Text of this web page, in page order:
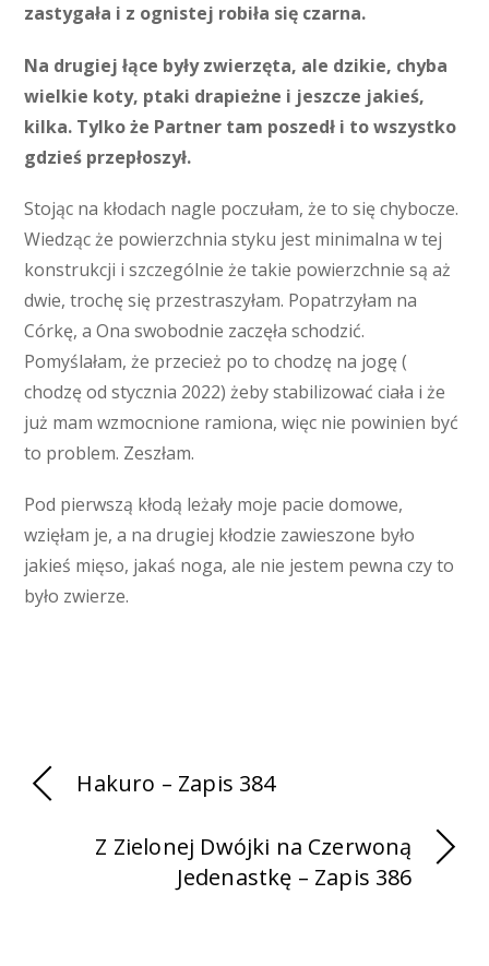
zastygała i z ognistej robiła się czarna.
Na drugiej łące były zwierzęta, ale dzikie, chyba
wielkie koty, ptaki drapieżne i jeszcze jakieś,
kilka. Tylko że Partner tam poszedł i to wszystko
gdzieś przepłoszył.
Stojąc na kłodach nagle poczułam, że to się chybocze.
Wiedząc że powierzchnia styku jest minimalna w tej
konstrukcji i szczególnie że takie powierzchnie są aż
dwie, trochę się przestraszyłam. Popatrzyłam na
Córkę, a Ona swobodnie zaczęła schodzić.
Pomyślałam, że przecież po to chodzę na jogę (
chodzę od stycznia 2022) żeby stabilizować ciała i że
już mam wzmocnione ramiona, więc nie powinien być
to problem. Zeszłam.
Pod pierwszą kłodą leżały moje pacie domowe,
wzięłam je, a na drugiej kłodzie zawieszone było
jakieś mięso, jakaś noga, ale nie jestem pewna czy to
było zwierze.
Hakuro – Zapis 384
Z Zielonej Dwójki na Czerwoną
Jedenastkę – Zapis 386